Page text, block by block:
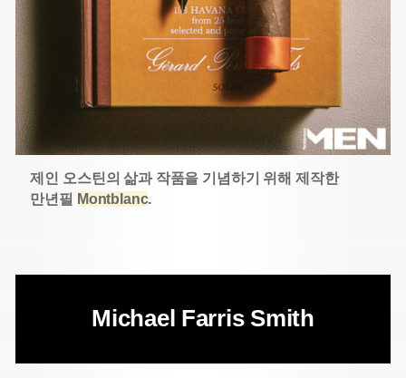
제인 오스틴의 삶과 작품을 기념하기 위해 제작한
만년필 Montblanc.
Michael Farris Smith